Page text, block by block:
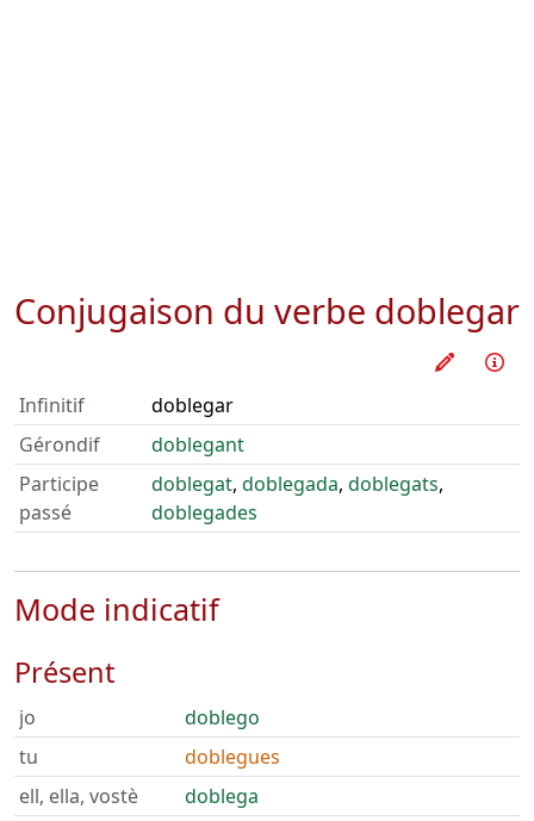
Conjugaison du verbe doblegar
Infinitif
doblegar
Gérondif
doblegant
Participe
passé
doblegat, doblegada, doblegats,
doblegades
Mode indicatif
Présent
jo
doblego
tu
doblegues
ell, ella, vostè
doblega